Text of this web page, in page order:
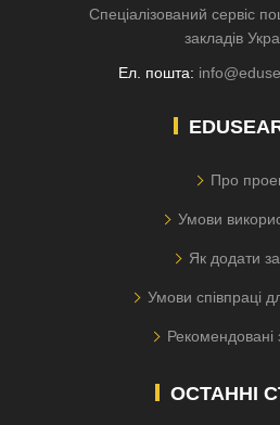
Спеціалізований сервіс
закладів
Ел. пошта:
Про
Умови
Як додати
Умови співпраці
Рекомендовані
ОСТАННІ